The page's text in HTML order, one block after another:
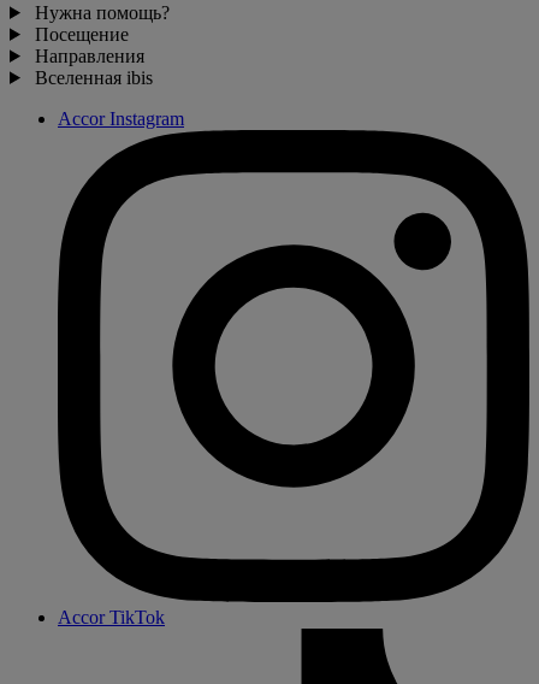
Нужна помощь?
Посещение
Направления
Вселенная ibis
Accor Instagram
Accor TikTok